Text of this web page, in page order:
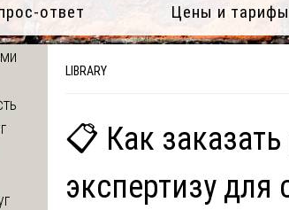
ответ Цены и тарифы
LIBRARY
📋 Как
экспертизу для